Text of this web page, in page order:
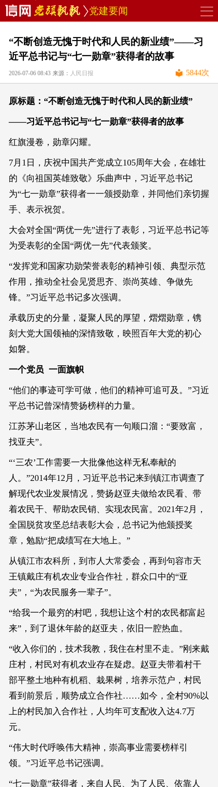
党建要闻
“不断创造无愧于时代和人民的新业绩”——习
近平总书记与“七一勋章”获得者的故事
2026-07-06 08:43 来源： 人民日报 5844次
原标题：“不断创造无愧于时代和人民的新业绩”
——习近平总书记与“七一勋章”获得者的故事
红旗漫卷，勋章闪耀。
7月1日，庆祝中国共产党成立105周年大会，在雄壮
的《向祖国英雄致敬》乐曲声中，习近平总书记
为“七一勋章”获得者一一颁授勋章，并同他们亲切握
手、表示祝贺。
大会对全国“两优一先”进行了表彰，习近平总书记等
为受表彰的全国“两优一先”代表颁奖。
“发挥党和国家功勋荣誉表彰的精神引领、典型示范
作用，推动全社会见贤思齐、崇尚英雄、争做先
锋。”习近平总书记多次强调。
承载历史的分量，凝聚人民的厚望，熠熠勋章，镌
刻大党大国领袖的深情致敬，映照百年大党的初心
如磐。
一个党员 一面旗帜
“他们的事迹可学可做，他们的精神可追可及。”习近
平总书记曾深情赞扬榜样的力量。
江苏茅山老区，当地农民有一句顺口溜：“要致富，
找亚夫”。
“‘三农’工作需要一大批像他这样无私奉献的
人。”2014年12月，习近平总书记来到镇江市调查了
解现代农业发展情况，赞扬赵亚夫做给农民看、带
着农民干、帮助农民销、实现农民富。2021年2月，
全国脱贫攻坚总结表彰大会，总书记为他颁授奖
章，勉励“把成绩写在大地上。”
从镇江市农科所，到市人大常委会，再到句容市天
王镇戴庄有机农业专业合作社，群众口中的“亚
夫”，“为农民服务一辈子”。
“给我一个最穷的村吧，我想让这个村的农民都富起
来”，到了退休年龄的赵亚夫，依旧一腔热血。
“收入你们的，技术我教，我住在村里不走。”刚来戴
庄村，村民对有机农业存在疑虑。赵亚夫带着村干
部平整土地种有机稻、栽果树，培养示范户，村民
看到前景后，顺势成立合作社……如今，全村90%以
上的村民加入合作社，人均年可支配收入达4.7万
元。
“伟大时代呼唤伟大精神，崇高事业需要榜样引
领。”习近平总书记强调。
“七一勋章”获得者，来自人民、为了人民、依靠人